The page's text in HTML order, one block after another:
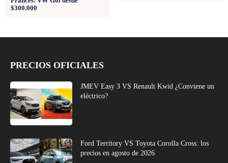
$300.000
PRECIOS OFICIALES
JMEV Easy 3 VS Renault Kwid ¿Conviene un
eléctrico?
Ford Territory VS Toyota Corolla Cross: los
precios en agosto de 2026